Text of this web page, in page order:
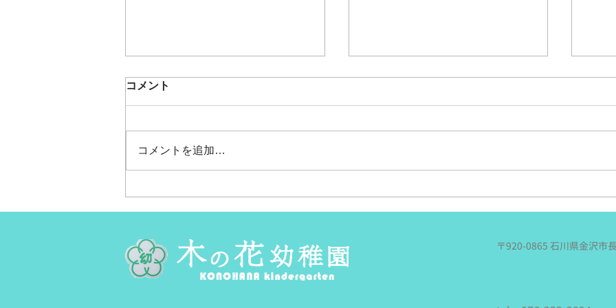
うめもも🍑夏の遠足～内川ス
香林坊で待ち合わせ～！ 「バス
来た～！」と思ったら、あれっ何
ったままの乗車だったけど、 み
んな立ったままでも大丈夫！な姿
に頼もしさを感じたよ。 末のバ
さくらあんす夏の遠足！~丁
い！という今日、年中のさくらあ
報．．．降水確率９０％！？）、
年
今日
買っ
ぞ～
コメント
コメントを追加…
〒920-0865 石川県金沢市長